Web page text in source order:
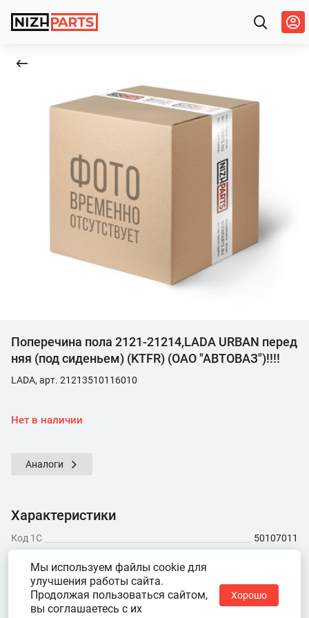
Поперечина пола 2121-21214,LADA URBAN перед
няя (под сиденьем) (KTFR) (ОАО "АВТОВАЗ")!!!!
LADA, арт. 21213510116010
Нет в наличии
Аналоги
Характеристики
Код 1С
50107011
Мы используем файлы cookie для
улучшения работы сайта.
Продолжая пользоваться сайтом,
вы соглашаетесь с их
Хорошо